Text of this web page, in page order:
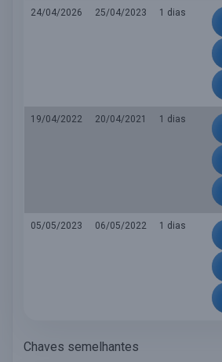
24/04/2026 25/04/2023
1 dias
19/04/2022 20/04/2021
1 dias
05/05/2023 06/05/2022
1 dias
Chaves semelhantes